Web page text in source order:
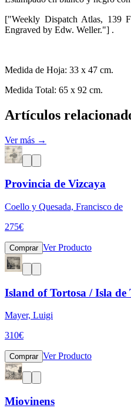
["Weekly Dispatch Atlas, 139
Engraved by Edw. Weller."] .
Medida de Hoja: 33 x 47 cm.
Medida Total: 65 x 92 cm.
Artículos
Ver más →
Provincia de Vizcaya
Coello y Quesada, Francisco de
275€
Comprar Ver Producto
Island of Tortosa / Isla
Mayer, Luigi
310€
Comprar Ver Producto
Miovinens